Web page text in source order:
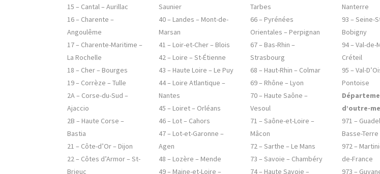
15 – Cantal – Aurillac
16 – Charente –
Angoulême
17 – Charente-Maritime –
La Rochelle
18 – Cher – Bourges
19 – Corrèze – Tulle
2A – Corse-du-Sud –
Ajaccio
2B – Haute Corse –
Bastia
21 – Côte-d’Or – Dijon
22 – Côtes d’Armor – St-
Brieuc
Saunier
40 – Landes – Mont-de-
Marsan
41 – Loir-et-Cher – Blois
42 – Loire – St-Étienne
43 – Haute Loire – Le Puy
44 – Loire Atlantique –
Nantes
45 – Loiret – Orléans
46 – Lot – Cahors
47 – Lot-et-Garonne –
Agen
48 – Lozère – Mende
49 – Maine-et-Loire –
Tarbes
66 – Pyrénées
Orientales – Perpignan
67 – Bas-Rhin –
Strasbourg
68 – Haut-Rhin – Colmar
69 – Rhône – Lyon
70 – Haute Saône –
Vesoul
71 – Saône-et-Loire –
Mâcon
72 – Sarthe – Le Mans
73 – Savoie – Chambéry
74 – Haute Savoie –
Nanterre
93 – Seine-
Bobigny
94 – Val-de-
Créteil
95 – Val-
Pontoise
d’outre-
971 –
Basse-Terre
972 –
de-France
973 –